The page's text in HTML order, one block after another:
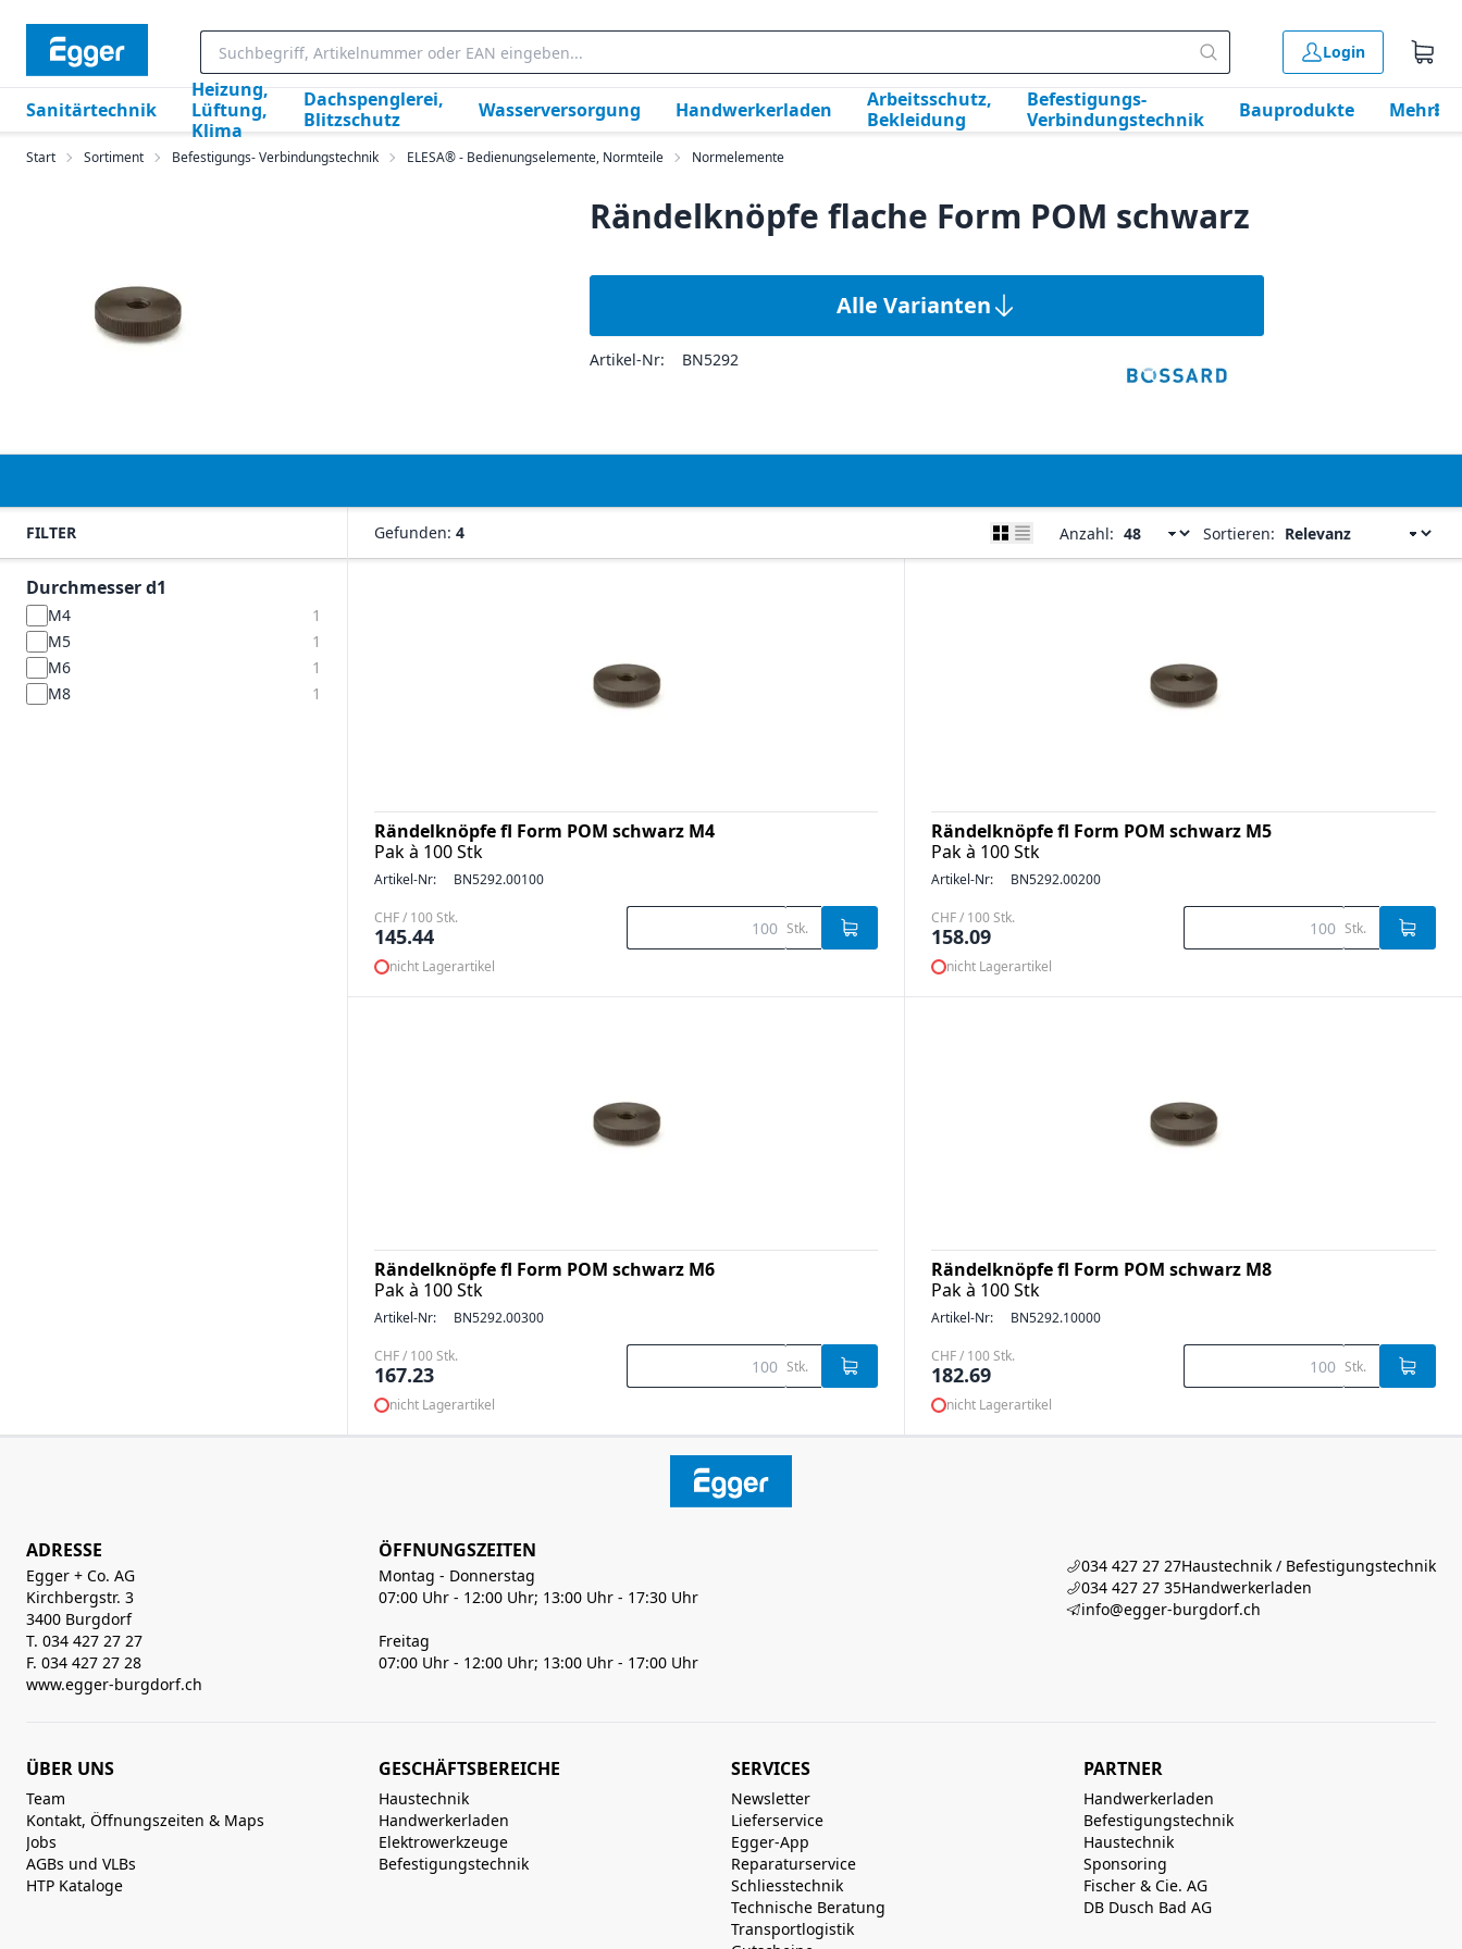
Login
Sanitärtechnik
Heizung,
Lüftung,
Klima
Dachspenglerei,
Blitzschutz
Wasserversorgung Handwerkerladen
Arbeitsschutz,
Bekleidung
Befestigungs-
Verbindungstechnik
Bauprodukte Mehr
Start Sortiment Befestigungs- Verbindungstechnik ELESA® - Bedienungselemente, Normteile Normelemente
Rändelknöpfe flache Form POM schwarz
Alle Varianten
Artikel-Nr: BN5292
FILTER
Durchmesser d1
M4
1
M5
1
M6
1
M8
1
Gefunden: 4 Anzahl: Sortieren:
Rändelknöpfe fl Form POM schwarz M4
Pak à 100 Stk
Artikel-Nr: BN5292.00100
CHF / 100 Stk.
145.44 Stk.
nicht Lagerartikel
Rändelknöpfe fl Form POM schwarz M5
Pak à 100 Stk
Artikel-Nr: BN5292.00200
CHF / 100 Stk.
158.09 Stk.
nicht Lagerartikel
Rändelknöpfe fl Form POM schwarz M6
Pak à 100 Stk
Artikel-Nr: BN5292.00300
CHF / 100 Stk.
167.23 Stk.
nicht Lagerartikel
Rändelknöpfe fl Form POM schwarz M8
Pak à 100 Stk
Artikel-Nr: BN5292.10000
CHF / 100 Stk.
182.69 Stk.
nicht Lagerartikel
ADRESSE
Egger + Co. AG
Kirchbergstr. 3
3400 Burgdorf
T. 034 427 27 27
F. 034 427 27 28
www.egger-burgdorf.ch
ÖFFNUNGSZEITEN
Montag - Donnerstag
07:00 Uhr - 12:00 Uhr; 13:00 Uhr - 17:30 Uhr
Freitag
07:00 Uhr - 12:00 Uhr; 13:00 Uhr - 17:00 Uhr
034 427 27 27Haustechnik / Befestigungstechnik
034 427 27 35Handwerkerladen
info@egger-burgdorf.ch
ÜBER UNS
Team
Kontakt, Öffnungszeiten & Maps
Jobs
AGBs und VLBs
HTP Kataloge
GESCHÄFTSBEREICHE
Haustechnik
Handwerkerladen
Elektrowerkzeuge
Befestigungstechnik
SERVICES
Newsletter
Lieferservice
Egger-App
Reparaturservice
Schliesstechnik
Technische Beratung
Transportlogistik
PARTNER
Handwerkerladen
Befestigungstechnik
Haustechnik
Sponsoring
Fischer & Cie. AG
DB Dusch Bad AG